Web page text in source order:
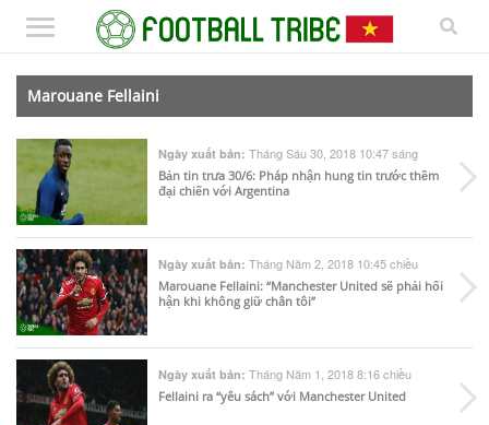
Marouane Fellaini
Ngày xuất bản: Tháng Sáu 30, 2018 10:47 sáng
Bản tin trưa 30/6: Pháp nhận hung tin trước thềm
đại chiến với Argentina
Ngày xuất bản: Tháng Năm 2, 2018 10:45 chiều
Marouane Fellaini: “Manchester United sẽ phải hối
hận khi không giữ chân tôi”
Ngày xuất bản: Tháng Năm 1, 2018 8:16 chiều
Fellaini ra “yêu sách” với Manchester United